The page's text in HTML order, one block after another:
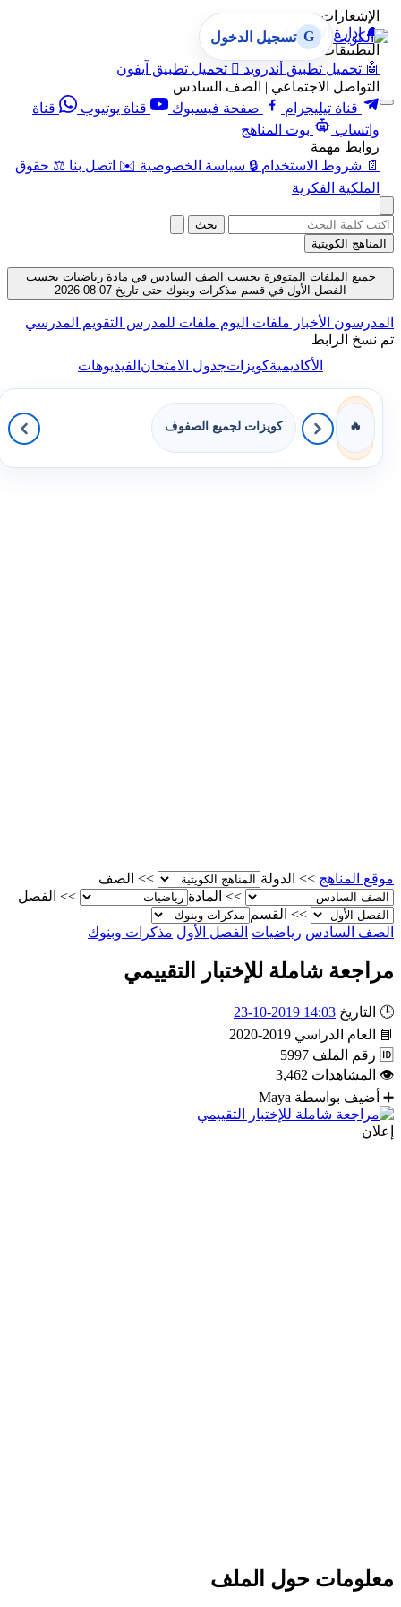
الإشعارات
🔔 إدارة الإشعارات
التطبيقات
🤖 تحميل تطبيق أندرويد  تحميل تطبيق آيفون
التواصل الاجتماعي | الصف السادس
قناة تيليجرام
صفحة فيسبوك قناة يوتيوب
قناة
واتساب
بوت المناهج
روابط مهمة
📄 شروط الاستخدام 🔒 سياسة الخصوصية ✉️ اتصل بنا ⚖️ حقوق
الملكية الفكرية
G تسجيل الدخول
بحث
المناهج الكويتية
جميع الملفات المتوفرة بحسب الصف السادس في مادة رياضيات بحسب
الفصل الأول في قسم مذكرات وبنوك حتى تاريخ 07-08-2026
المدرسون الأخبار ملفات اليوم ملفات للمدرس التقويم المدرسي
تم نسخ الرابط
الأكاديميةكويزاتجدول الامتحانالفيديوهات
🔥 كويزات لجميع الصفوف
موقع المناهج >> الدولة >>
الصف
>>
المادة >>
الفصل
>>
القسم
الصف السادس رياضيات الفصل الأول مذكرات وبنوك
مراجعة شاملة للإختبار التقييمي
🕒 التاريخ 14:03 2019-10-23
📘
العام الدراسي 2019-2020
🆔 رقم الملف 5997
👁
المشاهدات 3,462
➕
أضيف بواسطة Maya
إعلان
معلومات حول الملف